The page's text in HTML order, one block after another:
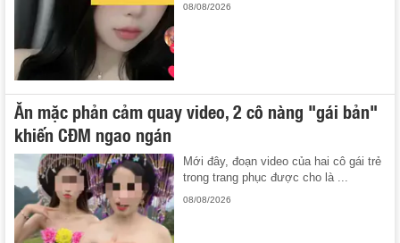
08/08/2026
Ăn mặc phản cảm quay video, 2 cô nàng "gái bản"
khiến CĐM ngao ngán
Mới đây, đoạn video của hai cô gái trẻ
trong trang phục được cho là ...
08/08/2026